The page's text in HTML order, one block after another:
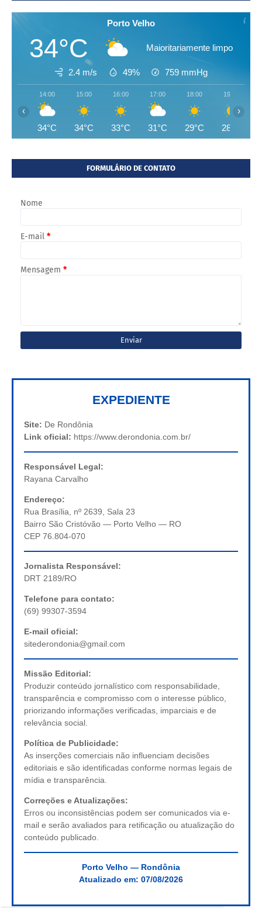
Porto Velho
34°C Maioritariamente limpo
2.4 m/s 49% 759 mmHg
14:00
34°C
15:00
34°C
16:00
33°C
17:00
31°C
18:00
29°C
19:00
28°C
‹ ›
FORMULÁRIO DE CONTATO
Nome
E-mail *
Mensagem *
EXPEDIENTE
Site: De Rondônia
Link oficial: https://www.derondonia.com.br/
Responsável Legal:
Rayana Carvalho
Endereço:
Rua Brasília, nº 2639, Sala 23
Bairro São Cristóvão — Porto Velho — RO
CEP 76.804-070
Jornalista Responsável:
DRT 2189/RO
Telefone para contato:
(69) 99307-3594
E-mail oficial:
sitederondonia@gmail.com
Missão Editorial:
Produzir conteúdo jornalístico com responsabilidade,
transparência e compromisso com o interesse público,
priorizando informações verificadas, imparciais e de
relevância social.
Política de Publicidade:
As inserções comerciais não influenciam decisões
editoriais e são identificadas conforme normas legais de
mídia e transparência.
Correções e Atualizações:
Erros ou inconsistências podem ser comunicados via e-
mail e serão avaliados para retificação ou atualização do
conteúdo publicado.
Porto Velho — Rondônia
Atualizado em: 07/08/2026